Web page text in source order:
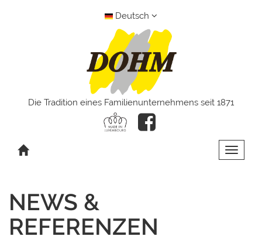
Deutsch
Die Tradition eines Familienunternehmens seit 1871
Toggle
NEWS &
REFERENZEN